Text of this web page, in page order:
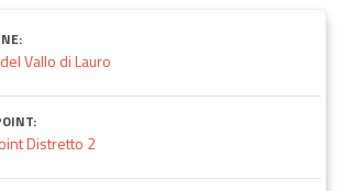
Vallo di Lauro
Distretto 2